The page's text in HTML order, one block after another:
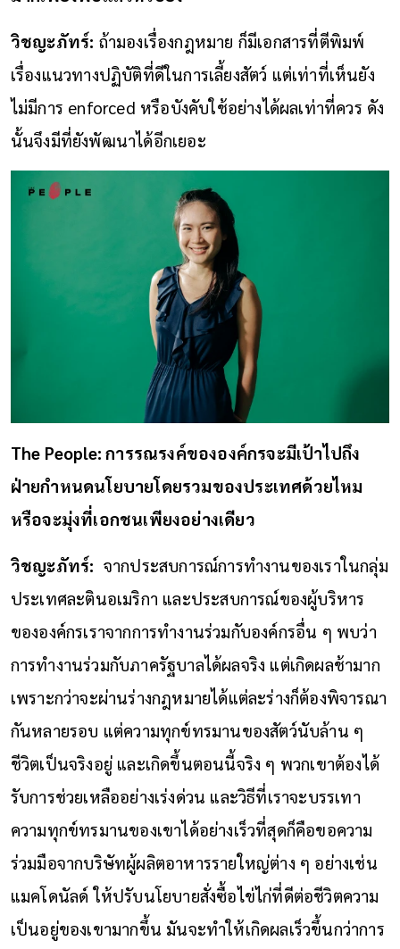
วิชญะภัทร์: ถ้ามองเรื่องกฎหมาย ก็มีเอกสารที่ตีพิมพ์
เรื่องแนวทางปฏิบัติที่ดีในการเลี้ยงสัตว์ แต่เท่าที่เห็นยัง
ไม่มีการ enforced หรือบังคับใช้อย่างได้ผลเท่าที่ควร ดัง
นั้นจึงมีที่ยังพัฒนาได้อีกเยอะ
The People: การรณรงค์ขององค์กรจะมีเป้าไปถึง
ฝ่ายกำหนดนโยบายโดยรวมของประเทศด้วยไหม
หรือจะมุ่งที่เอกชนเพียงอย่างเดียว
วิชญะภัทร์: จากประสบการณ์การทำงานของเราในกลุ่ม
ประเทศละตินอเมริกา และประสบการณ์ของผู้บริหาร
ขององค์กรเราจากการทำงานร่วมกับองค์กรอื่น ๆ พบว่า
การทำงานร่วมกับภาครัฐบาลได้ผลจริง แต่เกิดผลช้ามาก
เพราะกว่าจะผ่านร่างกฎหมายได้แต่ละร่างก็ต้องพิจารณา
กันหลายรอบ แต่ความทุกข์ทรมานของสัตว์นับล้าน ๆ
ชีวิตเป็นจริงอยู่ และเกิดขึ้นตอนนี้จริง ๆ พวกเขาต้องได้
รับการช่วยเหลืออย่างเร่งด่วน และวิธีที่เราจะบรรเทา
ความทุกข์ทรมานของเขาได้อย่างเร็วที่สุดก็คือขอความ
ร่วมมือจากบริษัทผู้ผลิตอาหารรายใหญ่ต่าง ๆ อย่างเช่น
แมคโดนัลด์ ให้ปรับนโยบายสั่งซื้อไข่ไก่ที่ดีต่อชีวิตความ
เป็นอยู่ของเขามากขึ้น มันจะทำให้เกิดผลเร็วขึ้นกว่าการ